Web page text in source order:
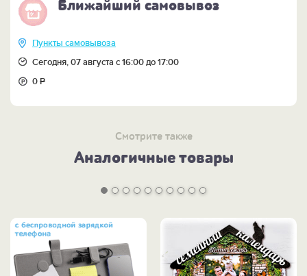
Ближайший самовывоз
Пункты самовывоза
Сегодня, 07 августа с 16:00 до 17:00
0Р
Смотрите также
Аналогичные товары